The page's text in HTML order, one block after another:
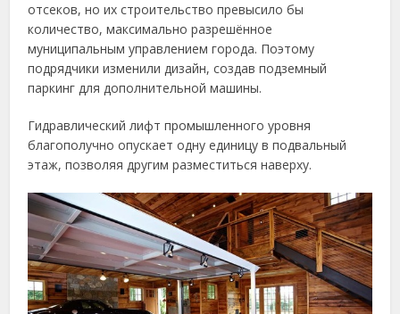
отсеков, но их строительство превысило бы
количество, максимально разрешённое
муниципальным управлением города. Поэтому
подрядчики изменили дизайн, создав подземный
паркинг для дополнительной машины.
Гидравлический лифт промышленного уровня
благополучно опускает одну единицу в подвальный
этаж, позволяя другим разместиться наверху.